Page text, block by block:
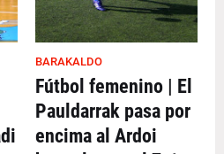
BARAKALDO
Fútbol femenino | El
Pauldarrak pasa por
encima al Ardoi